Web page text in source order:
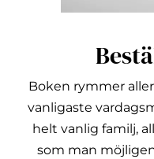
Boken rymmer
vanligaste
helt vanlig familj,
som man